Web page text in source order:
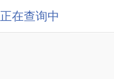
正在查询中